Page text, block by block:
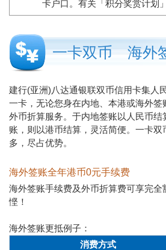
卡户口。有关「积分奖赏计划
一卡双币 海外
建行(亚洲)八达通银联双币信用卡集人
一卡，无论您身在内地、本港或海外签
外币折算服务。于内地签账以人民币结
账，则以港币结算，灵活简便。一卡双
多，尽占优势。
海外签账全年港币0元手续费
海外签账手续费及外币折算费可享完全
悭！
海外签账更抵例子：
消费方式